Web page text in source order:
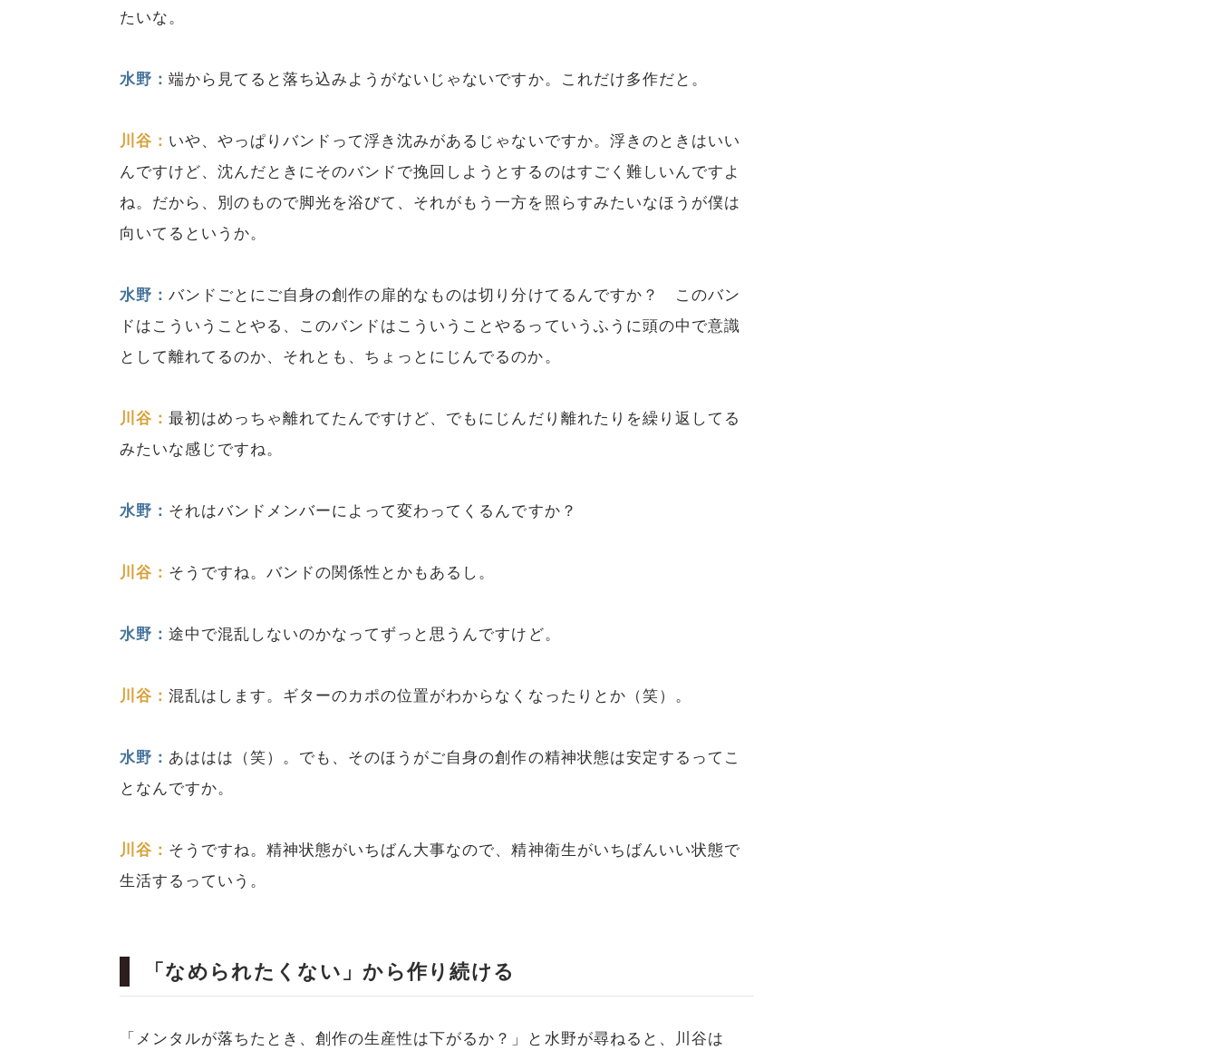
たいな。
水野：端から見てると落ち込みようがないじゃないですか。これだけ多作だと。
川谷： いや、やっぱりバンドって浮き沈みがあるじゃないですか。浮きのときはいい
んですけど、沈んだときにそのバンドで挽回しようとするのはすごく難しいんですよ
ね。だから、別のもので脚光を浴びて、それがもう一方を照らすみたいなほうが僕は
向いてるというか。
水野：バンドごとにご自身の創作の扉的なものは切り分けてるんですか？ このバン
ドはこういうことやる、このバンドはこういうことやるっていうふうに頭の中で意識
として離れてるのか、それとも、ちょっとにじんでるのか。
川谷：最初はめっちゃ離れてたんですけど、でもにじんだり離れたりを繰り返してる
みたいな感じですね。
水野： それはバンドメンバーによって変わってくるんですか？
川谷： そうですね。バンドの関係性とかもあるし。
水野：途中で混乱しないのかなってずっと思うんですけど。
川谷：混乱はします。ギターのカポの位置がわからなくなったりとか（笑）。
水野： あははは（笑）。でも、そのほうがご自身の創作の精神状態は安定するってこ
となんですか。
川谷： そうですね。精神状態がいちばん大事なので、精神衛生がいちばんいい状態で
生活するっていう。
「なめられたくない」から作り続ける
「メンタルが落ちたとき、創作の生産性は下がるか？」と水野が尋ねると、川谷は